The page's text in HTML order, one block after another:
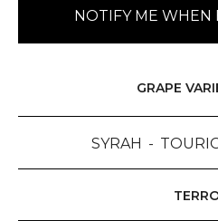
NOTIFY ME WHEN
GRAPE
SYRAH